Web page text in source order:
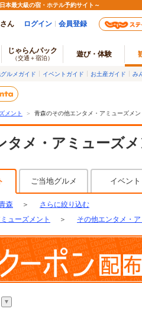
最大級の宿・ホテル予約サイト～
ん ログイン 会員登録
じゃらんパック
（交通＋宿泊） 遊び・体験
ルメガイド イベントガイド お土産ガイド み
メント ＞ 青森のその他エンタメ・アミューズメン
タメ・アミューズメ
ご当地グルメ イベント
森 ＞
さらに絞り込む
ューズメント ＞ その他エンタメ・